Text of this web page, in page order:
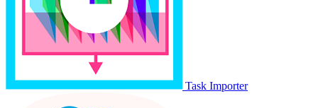
Task Importer